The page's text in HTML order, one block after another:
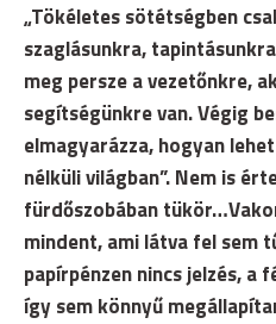
„Tökéletes sötétségben
szaglásunkra,
meg persze a vezetőnkre,
segítségünkre van. Végig
elmagyarázza, hogyan
nélküli világban”. Nem is
fürdőszobában
mindent, ami látva fel sem
papírpénzen nincs jelzés, a
így sem könnyű